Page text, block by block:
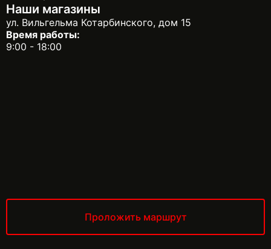
Наши магазины
ул. Вильгельма Котарбинского, дом 15
Время работы:
9:00 - 18:00
Проложить маршрут